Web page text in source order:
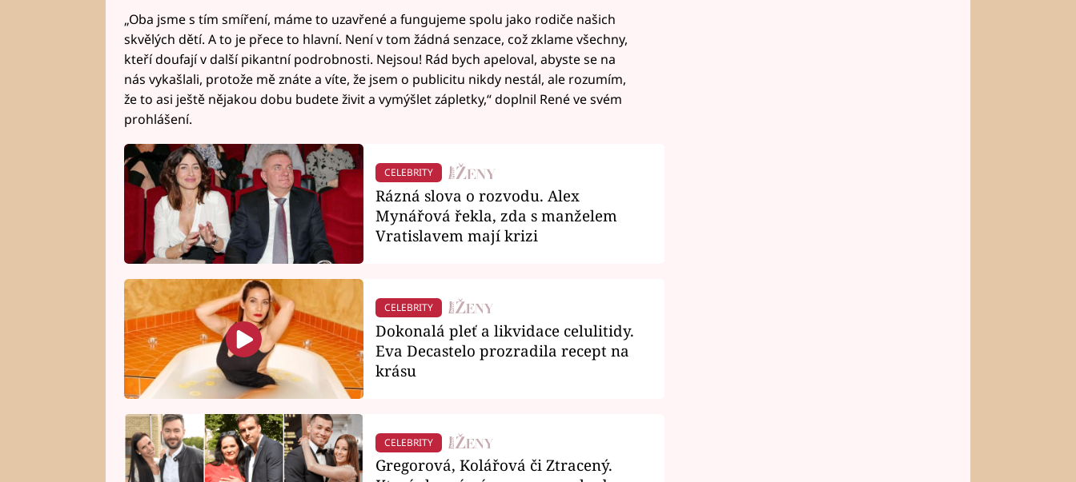
„Oba jsme s tím smíření, máme to uzavřené a fungujeme spolu jako rodiče našich
skvělých dětí. A to je přece to hlavní. Není v tom žádná senzace, což zklame všechny,
kteří doufají v další pikantní podrobnosti. Nejsou! Rád bych apeloval, abyste se na
nás vykašlali, protože mě znáte a víte, že jsem o publicitu nikdy nestál, ale rozumím,
že to asi ještě nějakou dobu budete živit a vymýšlet zápletky,“ doplnil René ve svém
prohlášení.
CELEBRITY
Rázná slova o rozvodu. Alex
Mynářová řekla, zda s manželem
Vratislavem mají krizi
CELEBRITY
Dokonalá pleť a likvidace celulitidy.
Eva Decastelo prozradila recept na
krásu
CELEBRITY
Gregorová, Kolářová či Ztracený.